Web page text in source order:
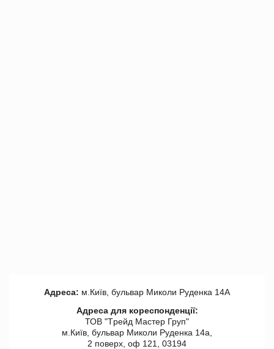
Адреса: м.Київ, бульвар Миколи Руденка 14А
Адреса для кореспонденції:
ТОВ "Tрейд Мастер Груп"
м.Київ, бульвар Миколи Руденка 14а,
2 поверх, оф 121, 03194